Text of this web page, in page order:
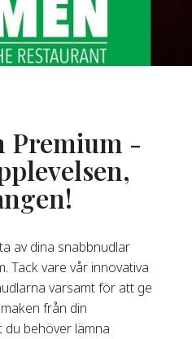
Premium -
av dina snabbnudlar
Tack vare vår innovativa
varsamt för att ge
från din
behöver lämna